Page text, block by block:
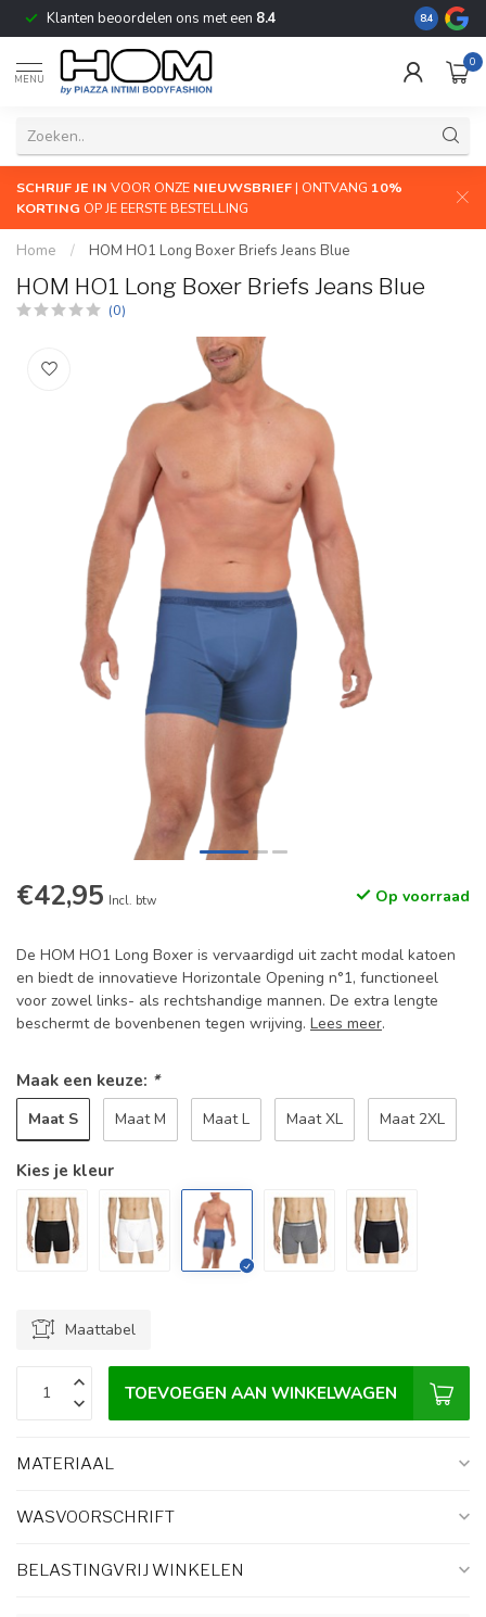
Klanten beoordelen ons met een 8.4 De
8.4
MENU
0
SCHRIJF JE IN VOOR ONZE NIEUWSBRIEF| ONTVANG 10%
KORTING OP JE EERSTE BESTELLING
Home / HOM HO1 Long Boxer Briefs Jeans Blue
HOM HO1 Long Boxer Briefs Jeans Blue
(0)
€42,95 Incl. btw Op voorraad
De HOM HO1 Long Boxer is vervaardigd uit zacht modal katoen
en biedt de innovatieve Horizontale Opening n°1, functioneel
voor zowel links- als rechtshandige mannen. De extra lengte
beschermt de bovenbenen tegen wrijving. Lees meer.
Maak een keuze: *
Maat S Maat M Maat L Maat XL Maat 2XL
Kies je kleur
Maattabel
TOEVOEGEN AAN WINKELWAGEN
MATERIAAL
WASVOORSCHRIFT
BELASTINGVRIJ WINKELEN